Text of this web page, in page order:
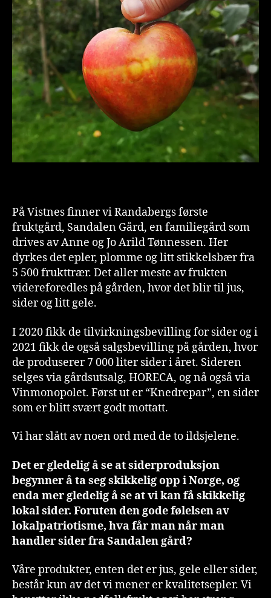
På Vistnes finner vi Randabergs første
fruktgård, Sandalen Gård, en familiegård som
drives av Anne og Jo Arild Tønnessen. Her
dyrkes det epler, plomme og litt stikkelsbær fra
5 500 frukttrær. Det aller meste av frukten
videreforedles på gården, hvor det blir til jus,
sider og litt gele.
I 2020 fikk de tilvirkningsbevilling for sider og i
2021 fikk de også salgsbevilling på gården, hvor
de produserer 7 000 liter sider i året. Sideren
selges via gårdsutsalg, HORECA, og nå også via
Vinmonopolet. Først ut er “Knedrepar”, en sider
som er blitt svært godt mottatt.
Vi har slått av noen ord med de to ildsjelene.
Det er gledelig å se at siderproduksjon
begynner å ta seg skikkelig opp i Norge, og
enda mer gledelig å se at vi kan få skikkelig
lokal sider. Foruten den gode følelsen av
lokalpatriotisme, hva får man når man
handler sider fra Sandalen gård?
Våre produkter, enten det er jus, gele eller sider,
består kun av det vi mener er kvalitetsepler. Vi